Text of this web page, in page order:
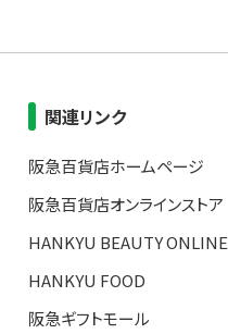
関連リンク
阪急百貨店ホームページ
阪急百貨店オンラインストア
HANKYU BEAUTY ONLINE
HANKYU FOOD
阪急ギフトモール